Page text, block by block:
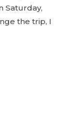
Saturday,
the trip, I